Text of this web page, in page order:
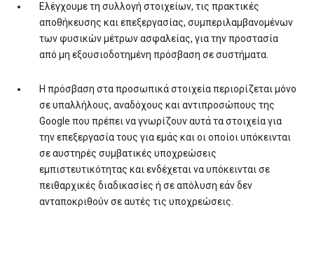
Ελέγχουμε τη συλλογή στοιχείων, τις πρακτικές
αποθήκευσης και επεξεργασίας, συμπεριλαμβανομένων
των φυσικών μέτρων ασφαλείας, για την προστασία
από μη εξουσιοδοτημένη πρόσβαση σε συστήματα.
Η πρόσβαση στα προσωπικά στοιχεία περιορίζεται μόνο
σε υπαλλήλους, αναδόχους και αντιπροσώπους της
Google που πρέπει να γνωρίζουν αυτά τα στοιχεία για
την επεξεργασία τους για εμάς και οι οποίοι υπόκεινται
σε αυστηρές συμβατικές υποχρεώσεις
εμπιστευτικότητας και ενδέχεται να υπόκεινται σε
πειθαρχικές διαδικασίες ή σε απόλυση εάν δεν
ανταποκριθούν σε αυτές τις υποχρεώσεις.